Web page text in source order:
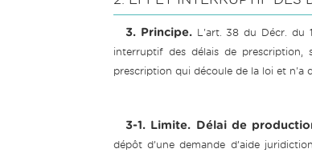
3. Principe. L'art. 38 du Décr. du
interruptif des délais de
prescription qui découle de la loi et n'a
3-1. Limite. Délai de
dépôt d’une demande d’aide